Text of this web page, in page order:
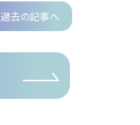
過去の記事へ